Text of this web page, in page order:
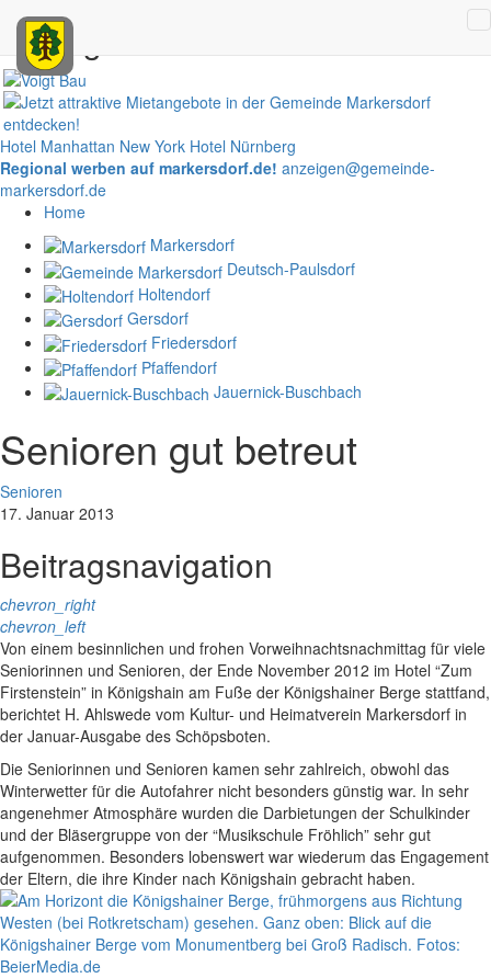
Anzeigen
Hotel Manhattan New York Hotel Nürnberg
Regional werben auf markersdorf.de! anzeigen@gemeinde-
markersdorf.de
Home
Markersdorf
Deutsch-Paulsdorf
Holtendorf
Gersdorf
Friedersdorf
Pfaffendorf
Jauernick-Buschbach
Senioren gut betreut
Senioren
17. Januar 2013
Beitragsnavigation
chevron_right
chevron_left
Von einem besinnlichen und frohen Vorweihnachtsnachmittag für viele
Seniorinnen und Senioren, der Ende November 2012 im Hotel “Zum
Firstenstein” in Königshain am Fuße der Königshainer Berge stattfand,
berichtet H. Ahlswede vom Kultur- und Heimatverein Markersdorf in
der Januar-Ausgabe des Schöpsboten.
Die Seniorinnen und Senioren kamen sehr zahlreich, obwohl das
Winterwetter für die Autofahrer nicht besonders günstig war. In sehr
angenehmer Atmosphäre wurden die Darbietungen der Schulkinder
und der Bläsergruppe von der “Musikschule Fröhlich” sehr gut
aufgenommen. Besonders lobenswert war wiederum das Engagement
der Eltern, die ihre Kinder nach Königshain gebracht haben.